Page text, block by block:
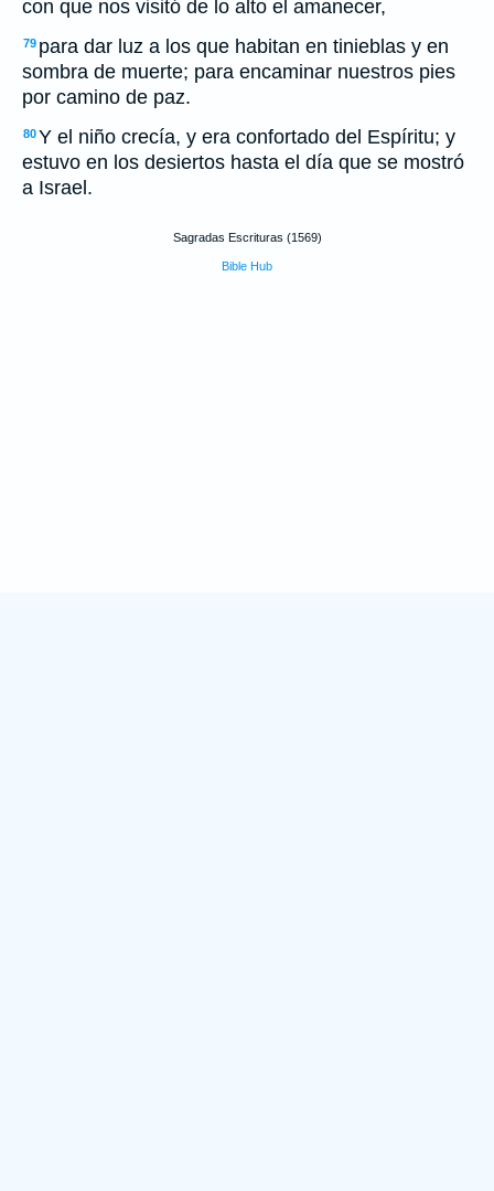
con que nos visitó de lo alto el amanecer,
79 para dar luz a los que habitan en tinieblas y en
sombra de muerte; para encaminar nuestros pies
por camino de paz.
80Y el niño crecía, y era confortado del Espíritu; y
estuvo en los desiertos hasta el día que se mostró
a Israel.
Sagradas Escrituras (1569)
Bible Hub